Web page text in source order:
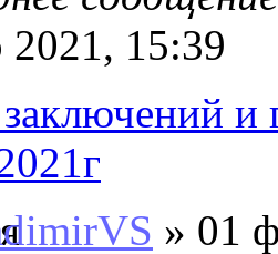
2021, 15:39
и
» 01